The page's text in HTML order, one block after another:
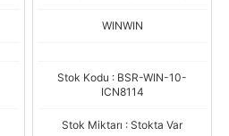
WINWIN
Stok Kodu : BSR-WIN-10-
ICN8114
Stok Miktarı : Stokta Var